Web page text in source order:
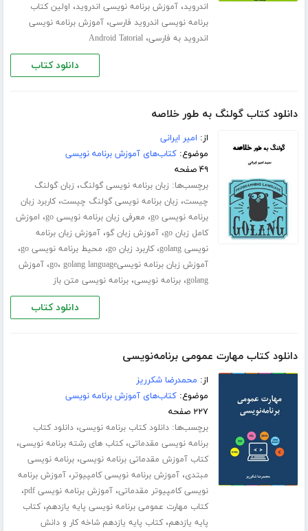
اندروید،آموزش برنامه نویسی اندروید، اولین کتاب
برنامه نویسی اندروید فارسی،آموزش برنامه نویسی
اندروید به فارسی،Android Tatorial
دانلود کتاب
دانلود کتاب گولنگ به طور خلاصه
از: امیر ایرانی
موضوع:کتاب‌های آموزش برنامه نویسی
۴۹ صفحه
برچسب‌ها: زبان برنامه نویسی گولنگ، زبان گولنگ
چیست، زبان برنامه نویسی گولنگ چیست،کاربرد زبان
برنامه نویسی go
، معرفی زبان برنامه نویسی go ، اموزش
کامل زبان go
،آموزش زبان گو،آموزش زبان برنامه
نویسی golang
،کاربرد زبان go ، محیط برنامه نویسی go ،
آموزش زبان برنامه نویسیgo ، golang language ،آموزش
golang،برنامه نویسی،برنامه نویسی متن باز
دانلود کتاب
دانلود کتاب مهارت عمومی برنامه‌نویسی
از: محمدرضا شکرریز
موضوع:کتاب‌های آموزش برنامه نویسی
۲۲۷ صفحه
برچسب‌ها:دانلود کتاب برنامه نویسی،دانلود کتاب
برنامه نویسی مقدماتی،کتاب های رشته برنامه نویسی،
کتاب آموزش مقدماتی برنامه نویسی،برنامه نویسی
مبتدی،آموزش برنامه نویسی کامپیوتر،آموزش برنامه
نویسی کامپیوتر مقدماتی،آموزش برنامه نویسی pdf ،
کتاب مهارت عمومی برنامه نویسی پایه یازدهم،کتاب
پایه یازدهم،کتاب پایه یازدهم شاخه کار و دانش